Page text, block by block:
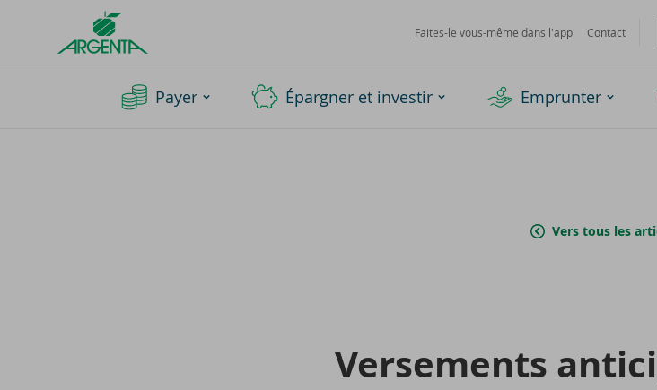
Argenta
Homepage
Faites-le vous-même dans l'app Contact
Payer Épargner et investir Emprunter
Vers tous les
Ver­se­ments